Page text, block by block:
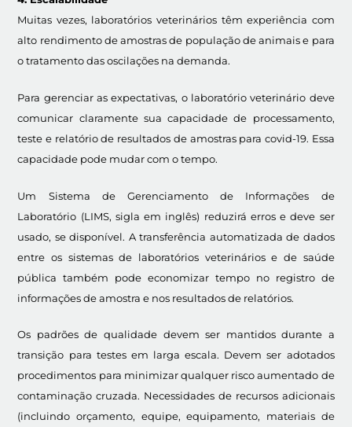
Muitas vezes, laboratórios veterinários têm experiência com
alto rendimento de amostras de população de animais e para
o tratamento das oscilações na demanda.
Para gerenciar as expectativas, o laboratório veterinário deve
comunicar claramente sua capacidade de processamento,
teste e relatório de resultados de amostras para covid-19. Essa
capacidade pode mudar com o tempo.
Um Sistema de Gerenciamento de Informações de
Laboratório (LIMS, sigla em inglês) reduzirá erros e deve ser
usado, se disponível. A transferência automatizada de dados
entre os sistemas de laboratórios veterinários e de saúde
pública também pode economizar tempo no registro de
informações de amostra e nos resultados de relatórios.
Os padrões de qualidade devem ser mantidos durante a
transição para testes em larga escala. Devem ser adotados
procedimentos para minimizar qualquer risco aumentado de
contaminação cruzada. Necessidades de recursos adicionais
(incluindo orçamento, equipe, equipamento, materiais de